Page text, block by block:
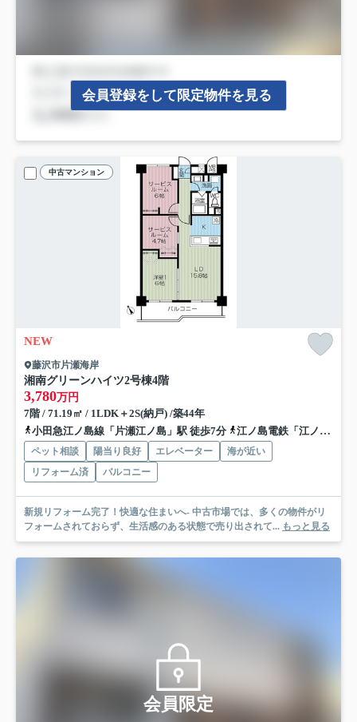
会員登録をして限定物件を見る
中古マンション
NEW
藤沢市片瀬海岸
湘南グリーンハイツ2号棟4階
3,780万円
7階 / 71.19㎡ / 1LDK＋2S(納戸) /築44年
小田急江ノ島線「片瀬江ノ島」駅 徒歩7分
江ノ島電鉄「江ノ島」駅 徒歩4分
ペット相談 陽当り良好 エレベーター
海が近い
リフォーム済
バルコニー
新規リフォーム完了！快適な住まいへ- 中古市場では、多くの物件がリ
フォームされておらず、生活感のある状態で売り出されて... もっと見る
会員限定